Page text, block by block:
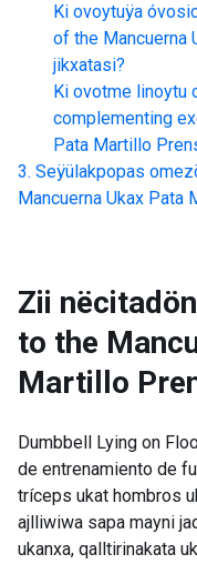
Ki ovoytuÿa
of the Mancuerna
jikxatasi?
Ki ovotme linoytu
complementing
Pata Martillo
Seÿülakpopas
Mancuerna Ukax Pata
Zii
to the
Martillo
Dumbbell Lying on
de entrenamiento de
tríceps ukat hombros
ajlliwiwa sapa mayni
ukanxa, qalltirinakata